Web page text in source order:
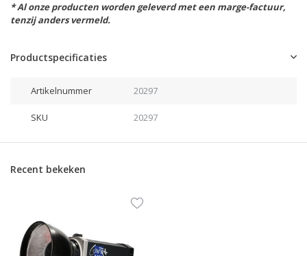
* Al onze producten worden geleverd met een marge-factuur,
tenzij anders vermeld.
Productspecificaties
Artikelnummer 20297
SKU 20297
Recent bekeken